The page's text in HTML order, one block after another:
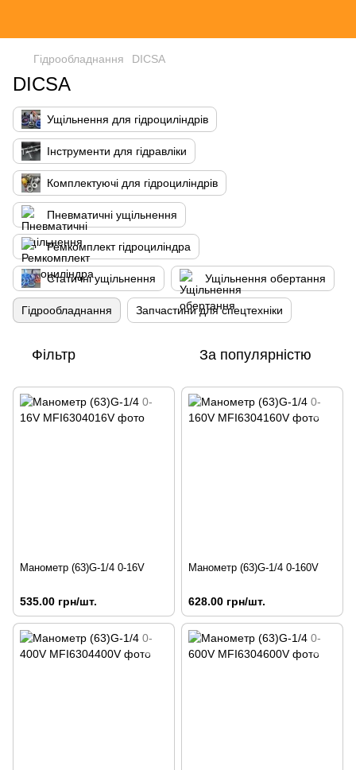
Гідрообладнання DICSA
DICSA
Ущільнення для гідроциліндрів
Інструменти для гідравліки
Комплектуючі для гідроциліндрів
Пневматичні ущільнення
Ремкомплект гідроциліндра
Статичні ущільнення Ущільнення обертання
Гідрообладнання Запчастини для спецтехніки
Фільтр За популярністю
Манометр (63)G-1/4 0-16V
535.00 грн/шт.
Манометр (63)G-1/4 0-160V
628.00 грн/шт.